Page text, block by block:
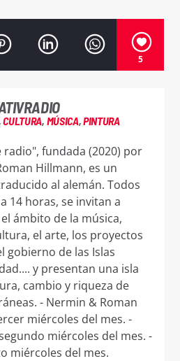
5
CULTURA, MÚSICA,PINTURA
radio", fundada (2020) por
Hillmann, es un
al alemán. Todos
14 horas, se invitan a
ámbito de la música,
el arte, los proyectos
gobierno de las Islas
y presentan una isla
cambio y riqueza de
- Nermin & Roman
miércoles del mes. -
miércoles del mes. -
miércoles del mes.